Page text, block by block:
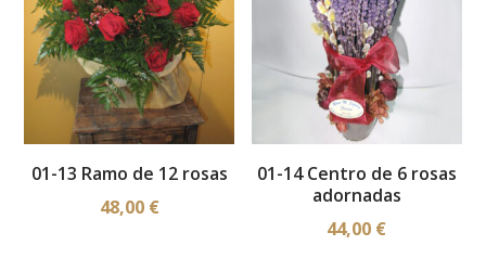
01-13 Ramo de 12 rosas
48,00 €
01-14 Centro de 6 rosas
adornadas
44,00 €